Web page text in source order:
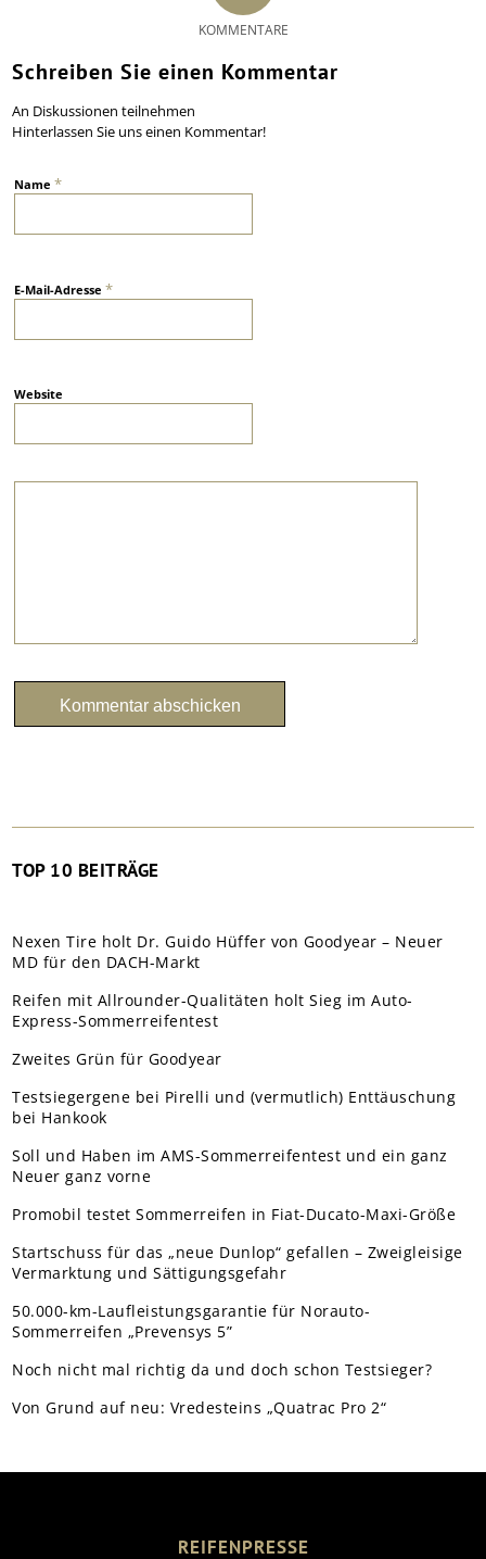
KOMMENTARE
Schreiben Sie einen Kommentar
An Diskussionen teilnehmen
Hinterlassen Sie uns einen Kommentar!
Name*
E-Mail-Adresse*
Website
TOP 10 BEITRÄGE
Nexen Tire holt Dr. Guido Hüffer von Goodyear – Neuer
MD für den DACH-Markt
Reifen mit Allrounder-Qualitäten holt Sieg im Auto-
Express-Sommerreifentest
Zweites Grün für Goodyear
Testsiegergene bei Pirelli und (vermutlich) Enttäuschung
bei Hankook
Soll und Haben im AMS-Sommerreifentest und ein ganz
Neuer ganz vorne
Promobil testet Sommerreifen in Fiat-Ducato-Maxi-Größe
Startschuss für das „neue Dunlop“ gefallen – Zweigleisige
Vermarktung und Sättigungsgefahr
50.000-km-Laufleistungsgarantie für Norauto-
Sommerreifen „Prevensys 5”
Noch nicht mal richtig da und doch schon Testsieger?
Von Grund auf neu: Vredesteins „Quatrac Pro 2“
REIFENPRESSE